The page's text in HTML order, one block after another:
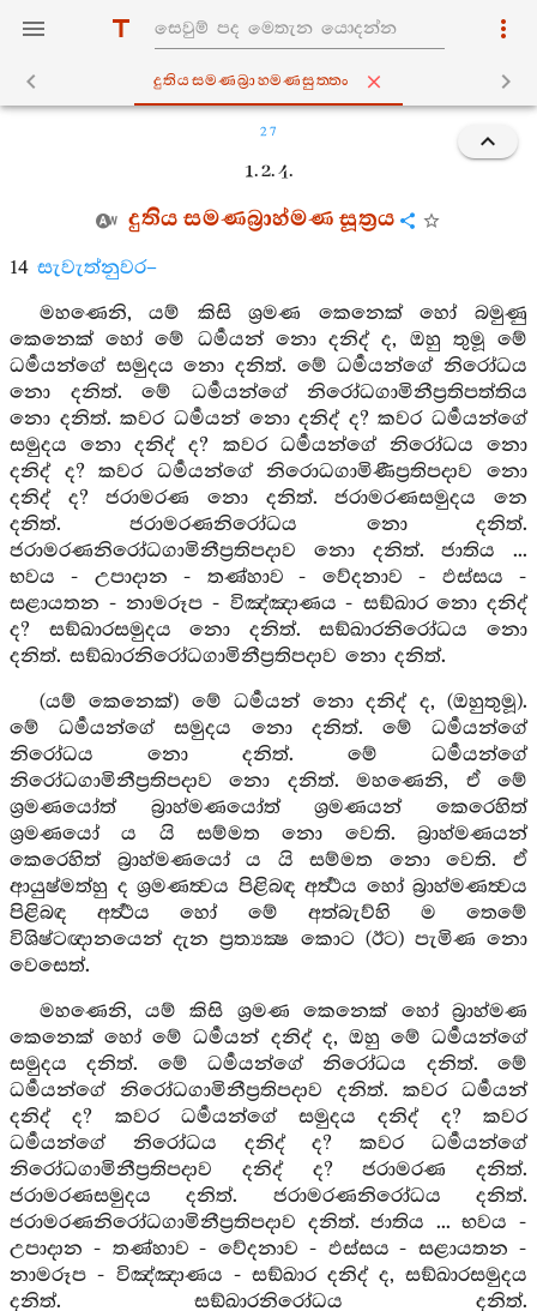
දුතියසමණබ්‍රාහ‍්මණසුත‍්තං
27
1. 2. 4.
දුතිය සමණබ්‍රාහ්මණ සූත්‍රය
14 සැවැත්නුවර–
මහණෙනි, යම් කිසි ශ්‍රමණ කෙනෙක් හෝ බමුණු
කෙනෙක් හෝ මේ ධර්‍මයන් නො දනිද් ද, ඔහු තුමූ මේ
ධර්‍මයන්ගේ සමුදය නො දනිත්. මේ ධර්‍මයන්ගේ නිරෝධය
නො දනිත්. මේ ධර්‍මයන්ගේ නිරෝධගාමිනීප්‍රතිපත්තිය
නො දනිත්. කවර ධර්‍මයන් නො දනිද් ද? කවර ධර්‍මයන්ගේ
සමුදය නො දනිද් ද? කවර ධර්‍මයන්ගේ නිරෝධය නො
දනිද් ද? කවර ධර්‍මයන්ගේ නිරොධගාමිණීප්‍රතිපදාව නො
දනිද් ද? ජරාමරණ නො දනිත්. ජරාමරණසමුදය නෙ
දනිත්. ජරාමරණනිරෝධය නො දනිත්.
ජරාමරණනිරෝධගාමිනීප්‍රතිපදාව නො දනිත්. ජාතිය ...
භවය - උපාදාන - තණ්හාව - වේදනාව - ඵස්සය -
සළායතන - නාමරූප - විඤ්ඤාණය - සඞ්ඛාර නො දනිද්
ද? සඞ්ඛාරසමුදය නො දනිත්. සඞ්ඛාරනිරෝධය නො
දනිත්. සඞ්ඛාරනිරෝධගාමිනීප්‍රතිපදාව නො දනිත්.
(යම් කෙනෙක්) මේ ධර්‍මයන් නො දනිද් ද, (ඔහුතුමූ).
මේ ධර්‍මයන්ගේ සමුදය නො දනිත්. මේ ධර්‍මයන්ගේ
නිරෝධය නො දනිත්. මේ ධර්‍මයන්ගේ
නිරෝධගාමිනීප්‍රතිපදාව නො දනිත්. මහණෙනි, ඒ මේ
ශ්‍රමණයෝත් බ්‍රාහ්මණයෝත් ශ්‍රමණයන් කෙරෙහිත්
ශ්‍රමණයෝ ය යි සම්මත නො වෙති. බ්‍රාහ්මණයන්
කෙරෙහිත් බ්‍රාහ්මණයෝ ය යි සම්මත නො වෙති. ඒ
ආයුෂ්මත්හු ද ශ්‍රමණත්‍වය පිළිබඳ අර්‍ත්‍ථය හෝ බ්‍රාහ්මණත්‍වය
පිළිබඳ අර්‍ත්‍ථය හෝ මේ අත්බැව්හි ම තෙමේ
විශිෂ්ටඥානයෙන් දැන ප්‍රත්‍යක්‍ෂ කොට (ඊට) පැමිණ නො
වෙසෙත්.
මහණෙනි, යම් කිසි ශ්‍රමණ කෙනෙක් හෝ බ්‍රාහ්මණ
කෙනෙක් හෝ මේ ධර්‍මයන් දනිද් ද, ඔහු මේ ධර්‍මයන්ගේ
සමුදය දනිත්. මේ ධර්‍මයන්ගේ නිරෝධය දනිත්. මේ
ධර්‍මයන්ගේ නිරෝධගාමිනීප්‍රතිපදාව දනිත්. කවර ධර්‍මයන්
දනිද් ද? කවර ධර්‍මයන්ගේ සමුදය දනිද් ද? කවර
ධර්‍මයන්ගේ නිරෝධය දනිද් ද? කවර ධර්‍මයන්ගේ
නිරෝධගාමිනීප්‍රතිපදාව දනිද් ද? ජරාමරණ දනිත්.
ජරාමරණසමුදය දනිත්. ජරාමරණනිරෝධය දනිත්.
ජරාමරණනිරෝධගාමිනීප්‍රතිපදාව දනිත්. ජාතිය ... භවය -
උපාදාන - තණ්හාව - වේදනාව - ඵස්සය - සළායතන -
නාමරූප - විඤ්ඤාණය - සඞ්ඛාර දනිද් ද, සඞ්ඛාරසමුදය
දනිත්. සඞ්ඛාරනිරෝධය දනිත්.